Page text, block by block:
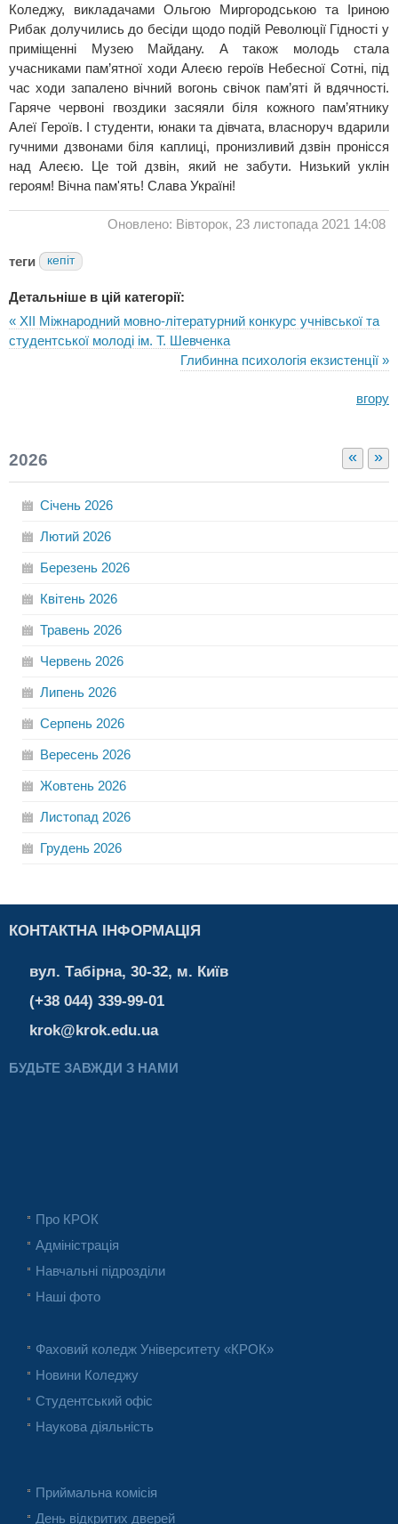
Коледжу, викладачами Ольгою Миргородською та Іриною
Рибак долучились до бесіди щодо подій Революції Гідності у
приміщенні Музею Майдану. А також молодь стала
учасниками пам’ятної ходи Алеєю героїв Небесної Сотні, під
час ходи запалено вічний вогонь свічок пам’яті й вдячності.
Гаряче червоні гвоздики засяяли біля кожного пам’ятнику
Алеї Героїв. І студенти, юнаки та дівчата, власноруч вдарили
гучними дзвонами біля каплиці, пронизливий дзвін пронісся
над Алеєю. Це той дзвін, який не забути. Низький уклін
героям! Вічна пам'ять! Слава Україні!
Оновлено: Вівторок, 23 листопада 2021 14:08
теги кепіт
Детальніше в цій категорії:
« ХІІ Міжнародний мовно-літературний конкурс учнівської та
студентської молоді ім. Т. Шевченка
Глибинна психологія екзистенції »
вгору
« »
2026
Січень 2026
Лютий 2026
Березень 2026
Квітень 2026
Травень 2026
Червень 2026
Липень 2026
Серпень 2026
Вересень 2026
Жовтень 2026
Листопад 2026
Грудень 2026
КОНТАКТНА ІНФОРМАЦІЯ
вул. Табірна, 30-32, м. Київ
(+38 044) 339-99-01
krok@krok.edu.ua
БУДЬТЕ ЗАВЖДИ З НАМИ
Про КРОК
Адміністрація
Навчальні підрозділи
Наші фото
Фаховий коледж Університету «КРОК»
Новини Коледжу
Студентський офіс
Наукова діяльність
Приймальна комісія
День відкритих дверей